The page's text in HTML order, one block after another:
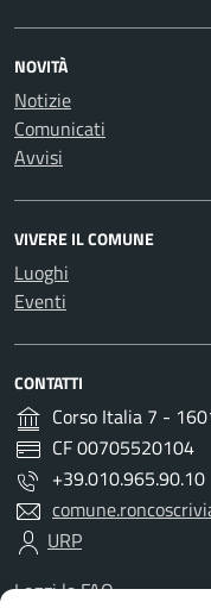
NOVITÀ
Notizie
Comunicati
Avvisi
VIVERE IL COMUNE
Luoghi
Eventi
CONTATTI
Corso Italia 7 -
CF 00705520104
+39.010.965.90.10
URP
Leggi le FAQ